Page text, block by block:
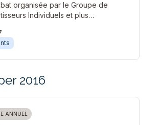
organisée par le Groupe de
Individuels et plus…
2016
ANNUEL